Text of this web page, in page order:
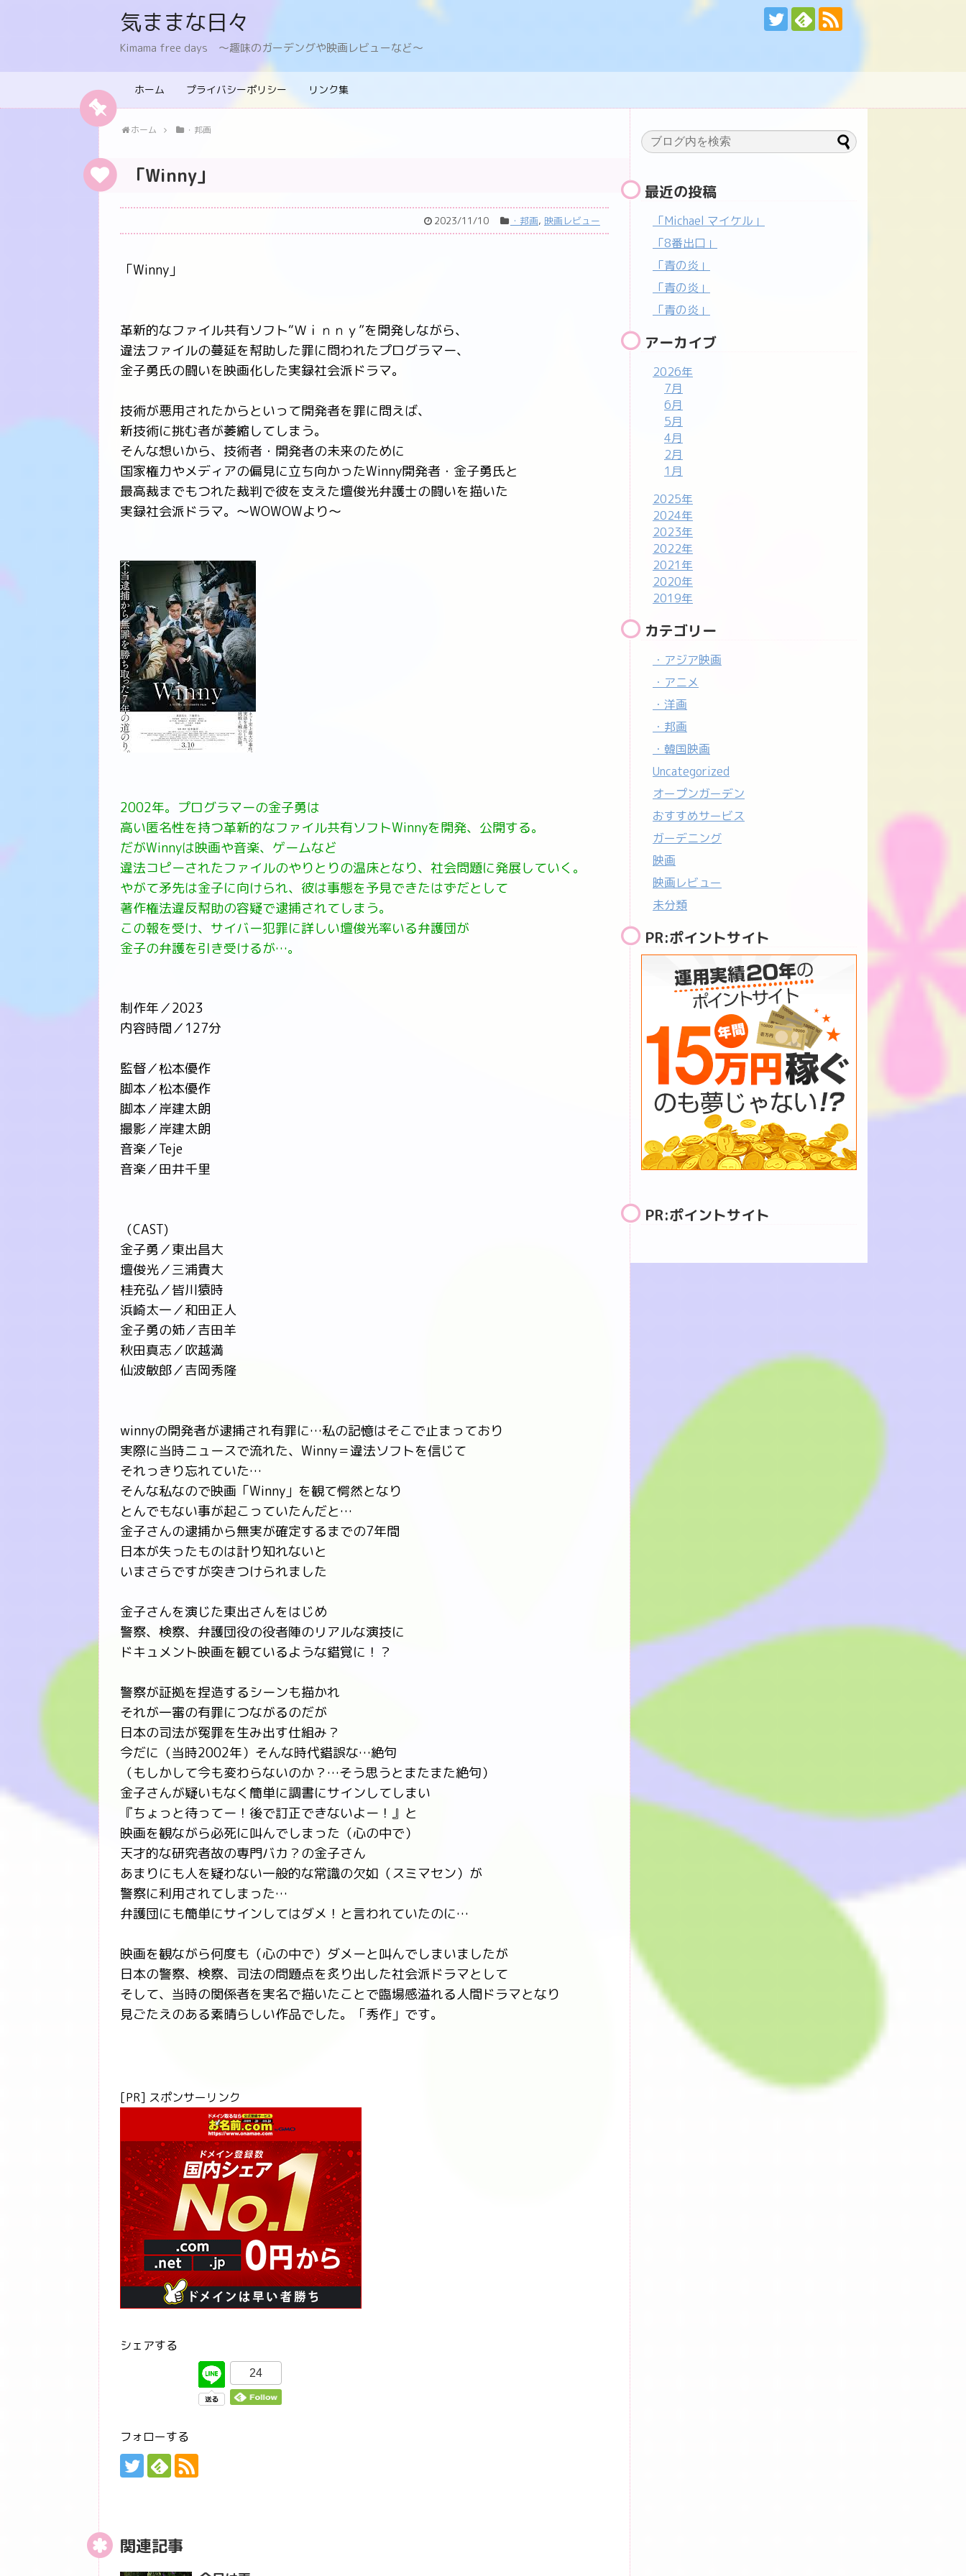
気ままな日々
Kimama free days 〜趣味のガーデングや映画レビューなど〜
ホーム プライバシーポリシー リンク集
ホーム ・邦画
「Winny」
2023/11/10 ・邦画, 映画レビュー
「Winny」
革新的なファイル共有ソフト“Ｗｉｎｎｙ”を開発しながら、
違法ファイルの蔓延を幇助した罪に問われたプログラマー、
金子勇氏の闘いを映画化した実録社会派ドラマ。
技術が悪用されたからといって開発者を罪に問えば、
新技術に挑む者が萎縮してしまう。
そんな想いから、技術者・開発者の未来のために
国家権力やメディアの偏見に立ち向かったWinny開発者・金子勇氏と
最高裁までもつれた裁判で彼を支えた壇俊光弁護士の闘いを描いた
実録社会派ドラマ。～WOWOWより～
2002年。プログラマーの金子勇は
高い匿名性を持つ革新的なファイル共有ソフトWinnyを開発、公開する。
だがWinnyは映画や音楽、ゲームなど
違法コピーされたファイルのやりとりの温床となり、社会問題に発展していく。
やがて矛先は金子に向けられ、彼は事態を予見できたはずだとして
著作権法違反幇助の容疑で逮捕されてしまう。
この報を受け、サイバー犯罪に詳しい壇俊光率いる弁護団が
金子の弁護を引き受けるが…。
制作年／2023
内容時間／127分
監督／松本優作
脚本／松本優作
脚本／岸建太朗
撮影／岸建太朗
音楽／Teje
音楽／田井千里
（CAST)
金子勇／東出昌大
壇俊光／三浦貴大
桂充弘／皆川猿時
浜崎太一／和田正人
金子勇の姉／吉田羊
秋田真志／吹越満
仙波敏郎／吉岡秀隆
winnyの開発者が逮捕され有罪に…私の記憶はそこで止まっており
実際に当時ニュースで流れた、Winny＝違法ソフトを信じて
それっきり忘れていた…
そんな私なので映画「Winny」を観て愕然となり
とんでもない事が起こっていたんだと…
金子さんの逮捕から無実が確定するまでの7年間
日本が失ったものは計り知れないと
いまさらですが突きつけられました
金子さんを演じた東出さんをはじめ
警察、検察、弁護団役の役者陣のリアルな演技に
ドキュメント映画を観ているような錯覚に！？
警察が証拠を捏造するシーンも描かれ
それが一審の有罪につながるのだが
日本の司法が冤罪を生み出す仕組み？
今だに（当時2002年）そんな時代錯誤な…絶句
（もしかして今も変わらないのか？…そう思うとまたまた絶句）
金子さんが疑いもなく簡単に調書にサインしてしまい
『ちょっと待ってー！後で訂正できないよー！』と
映画を観ながら必死に叫んでしまった（心の中で）
天才的な研究者故の専門バカ？の金子さん
あまりにも人を疑わない一般的な常識の欠如（スミマセン）が
警察に利用されてしまった…
弁護団にも簡単にサインしてはダメ！と言われていたのに…
映画を観ながら何度も（心の中で）ダメーと叫んでしまいましたが
日本の警察、検察、司法の問題点を炙り出した社会派ドラマとして
そして、当時の関係者を実名で描いたことで臨場感溢れる人間ドラマとなり
見ごたえのある素晴らしい作品でした。「秀作」です。
[PR] スポンサーリンク
シェアする
24
フォローする
関連記事
最近の投稿
「Michael マイケル」
「8番出口」
「青の炎」
「青の炎」
「青の炎」
アーカイブ
2026年
7月
6月
5月
4月
2月
1月
2025年
2024年
2023年
2022年
2021年
2020年
2019年
カテゴリー
・アジア映画
・アニメ
・洋画
・邦画
・韓国映画
Uncategorized
オープンガーデン
おすすめサービス
ガーデニング
映画
映画レビュー
未分類
PR:ポイントサイト
PR:ポイントサイト